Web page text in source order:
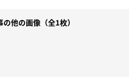
の他の画像（全1枚）